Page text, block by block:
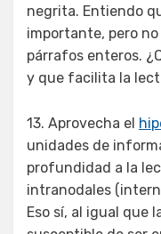
negrita. Entiendo
importante, pero
párrafos enteros.
y que facilita la
13. Aprovecha el
unidades de
profundidad a la
intranodales
Eso sí, al igual que